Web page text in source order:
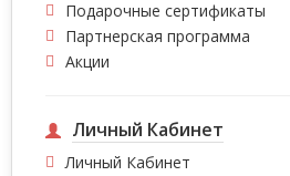
Подарочные сертификаты
Партнерская программа
Акции
Личный Кабинет
Личный Кабинет